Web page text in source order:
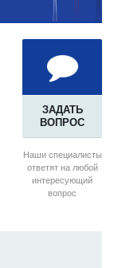
ЗАДАТЬ
ВОПРОС
Наши специалисты
ответят на любой
интересующий
вопрос